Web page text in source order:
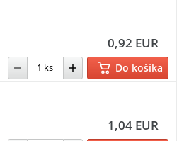
0,92 EUR
Do košíka
1,04 EUR